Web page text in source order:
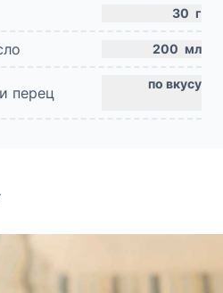
30 г
200 мл
перец